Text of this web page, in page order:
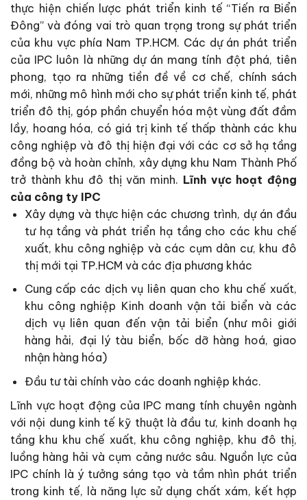
thực hiện chiến lược phát triển kinh tế “Tiến ra Biển
Đông” và đóng vai trò quan trọng trong sự phát triển
của khu vực phía Nam TP.HCM. Các dự án phát triển
của IPC luôn là những dự án mang tính đột phá, tiên
phong, tạo ra những tiền đề về cơ chế, chính sách
mới, những mô hình mới cho sự phát triển kinh tế, phát
triển đô thị, góp phần chuyển hóa một vùng đất đầm
lầy, hoang hóa, có giá trị kinh tế thấp thành các khu
công nghiệp và đô thị hiện đại với các cơ sở hạ tầng
đồng bộ và hoàn chỉnh, xây dựng khu Nam Thành Phố
trở thành khu đô thị văn minh. Lĩnh vực hoạt động
của công ty IPC
Xây dựng và thực hiện các chương trình, dự án đầu
tư hạ tầng và phát triển hạ tầng cho các khu chế
xuất, khu công nghiệp và các cụm dân cư, khu đô
thị mới tại TP.HCM và các địa phương khác
Cung cấp các dịch vụ liên quan cho khu chế xuất,
khu công nghiệp Kinh doanh vận tải biển và các
dịch vụ liên quan đến vận tải biển (như môi giới
hàng hải, đại lý tàu biển, bốc dỡ hàng hoá, giao
nhận hàng hóa)
Đầu tư tài chính vào các doanh nghiệp khác.
Lĩnh vực hoạt động của IPC mang tính chuyên ngành
với nội dung kinh tế kỹ thuật là đầu tư, kinh doanh hạ
tầng khu khu chế xuất, khu công nghiệp, khu đô thị,
luồng hàng hải và cụm cảng nước sâu. Nguồn lực của
IPC chính là ý tưởng sáng tạo và tầm nhìn phát triển
trong kinh tế, là năng lực sử dụng chất xám, kết hợp